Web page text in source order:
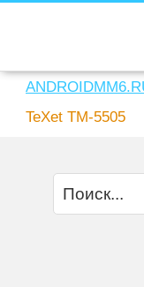
TeXet TM-5505